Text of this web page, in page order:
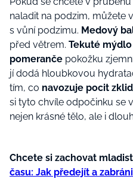
naladit na podzim, můžete
s vůní podzimu. Medový
před větrem. Tekuté
pomeranče pokožku
jí dodá hloubkovou
tím, co navozuje pocit
si tyto chvíle odpočinku se
nejen krásné tělo, ale i
Chcete si zachovat
času: Jak předejít a